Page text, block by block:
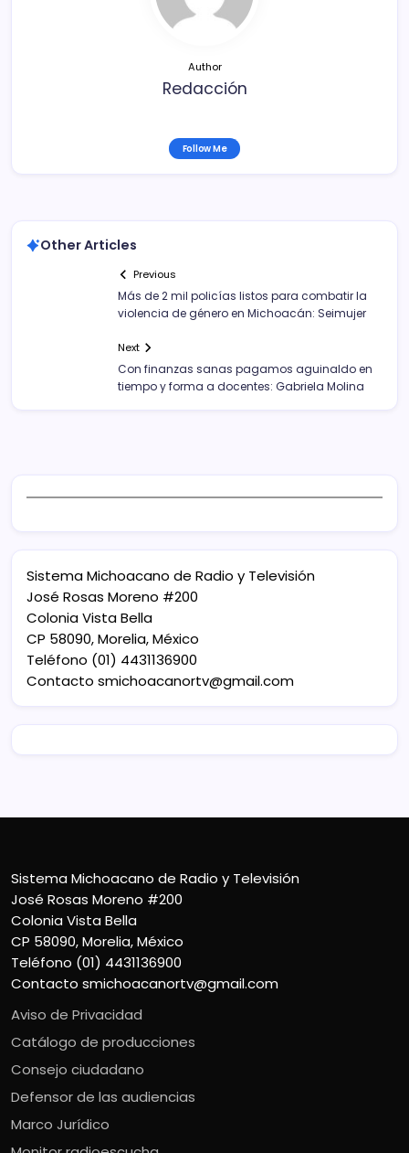
Author
Redacción
Follow Me
Other Articles
Previous
Más de 2 mil policías listos para combatir la
violencia de género en Michoacán: Seimujer
Next
Con finanzas sanas pagamos aguinaldo en
tiempo y forma a docentes: Gabriela Molina
Sistema Michoacano de Radio y Televisión
José Rosas Moreno #200
Colonia Vista Bella
CP 58090, Morelia, México
Teléfono (01) 4431136900
Contacto smichoacanortv@gmail.com
Sistema Michoacano de Radio y Televisión
José Rosas Moreno #200
Colonia Vista Bella
CP 58090, Morelia, México
Teléfono (01) 4431136900
Contacto smichoacanortv@gmail.com
Aviso de Privacidad
Catálogo de producciones
Consejo ciudadano
Defensor de las audiencias
Marco Jurídico